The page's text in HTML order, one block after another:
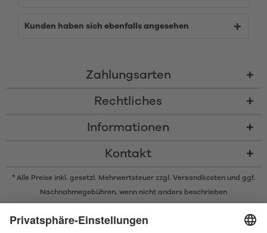
Kunden haben sich ebenfalls angesehen
Zahlungsarten
Rechtliches
Informationen
Kontakt
* Alle Preise inkl. gesetzl. Mehrwertsteuer zzgl. Versandkostenund ggf.
Nachnahmegebühren, wenn nicht anders beschrieben
und Eigentum der Bluetooth SIG, Inc. Die Nutzung dieser Marken durch